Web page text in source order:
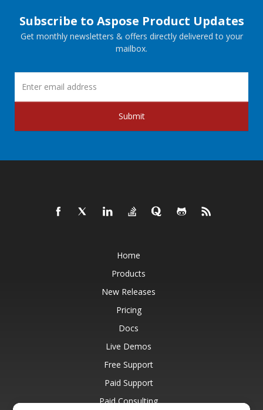
Subscribe to Aspose Product Updates
Get monthly newsletters & offers directly delivered to your
mailbox.
Submit
Home
Products
New Releases
Pricing
Docs
Live Demos
Free Support
Paid Support
Paid Consulting